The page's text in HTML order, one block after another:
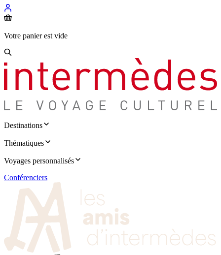
Votre panier est vide
Destinations
Thématiques
Voyages personnalisés
Conférenciers